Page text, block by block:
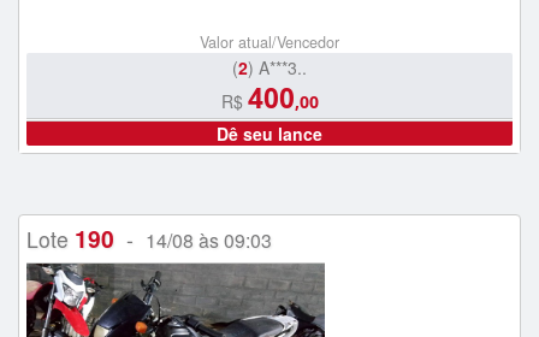
Valor atual/Vencedor
(2) A***3..
R$ 400,00
Dê seu lance
Lote 190 - 14/08 às 09:03